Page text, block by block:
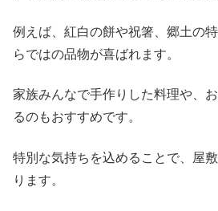
例えば、紅白の餅や祝箸、郷土の
らではの品物が喜ばれます。
家族みんなで手作りした料理や、
るのもおすすめです。
特別な気持ちを込めることで、屋
ります。